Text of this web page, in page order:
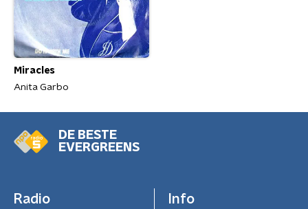
Miracles
Anita Garbo
DE BESTE
EVERGREENS
Radio Info